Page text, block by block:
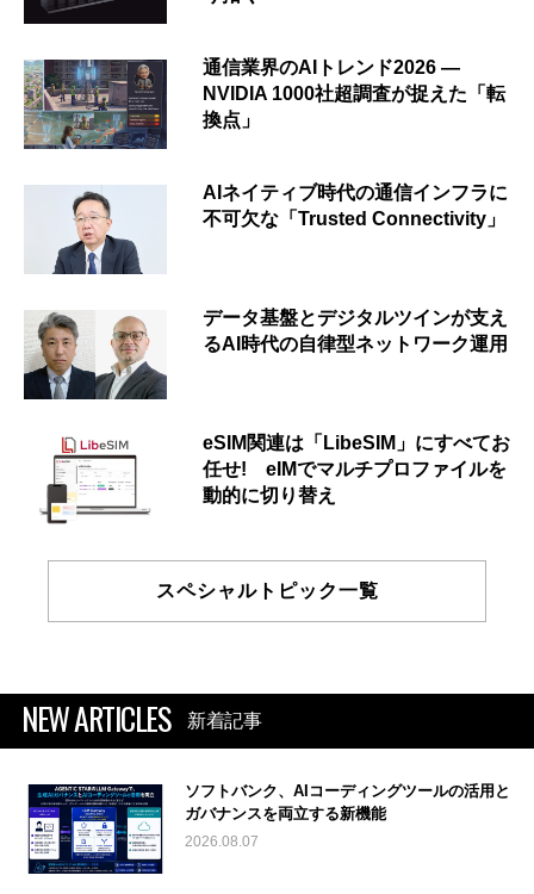
通信業界のAIトレンド2026 ―
NVIDIA 1000社超調査が捉えた「転
換点」
AIネイティブ時代の通信インフラに
不可欠な「Trusted Connectivity」
データ基盤とデジタルツインが支え
るAI時代の自律型ネットワーク運用
eSIM関連は「LibeSIM」にすべてお
任せ! eIMでマルチプロファイルを
動的に切り替え
スペシャルトピック一覧
NEW ARTICLES 新着記事
ソフトバンク、AIコーディングツールの活用と
ガバナンスを両立する新機能
2026.08.07